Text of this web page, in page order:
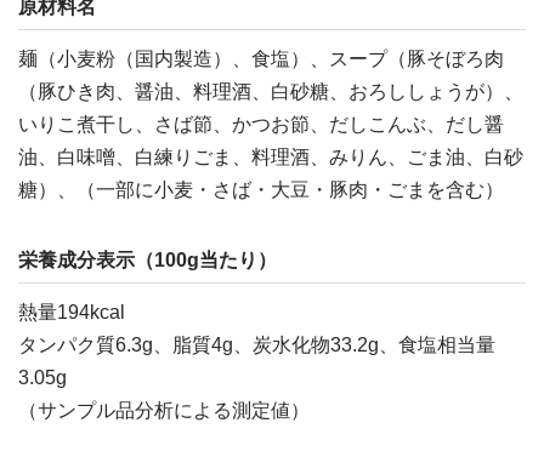
原材料名
麺（小麦粉（国内製造）、食塩）、スープ（豚そぼろ肉
（豚ひき肉、醤油、料理酒、白砂糖、おろししょうが）、
いりこ煮干し、さば節、かつお節、だしこんぶ、だし醤
油、白味噌、白練りごま、料理酒、みりん、ごま油、白砂
糖）、（一部に小麦・さば・大豆・豚肉・ごまを含む）
栄養成分表示（100g当たり）
熱量194kcal
タンパク質6.3g、脂質4g、炭水化物33.2g、食塩相当量
3.05g
（サンプル品分析による測定値）